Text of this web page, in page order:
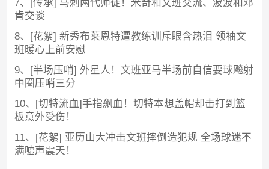
7、[传承] 马刺两代师徒！米奇和文班交流、波波和邓
肯交谈
8、[花絮] 新秀布莱恩特遭教练训斥眼含热泪 领袖文
班暖心上前安慰
9、[半场压哨] 外星人！文班亚马半场前自信要球飚射
中圈压哨三分
10、[切特流血]手指飙血！切特本想盖帽却击打到篮
板意外受伤！
11、[花絮] 亚历山大冲击文班摔倒造犯规 全场球迷不
满嘘声震天！